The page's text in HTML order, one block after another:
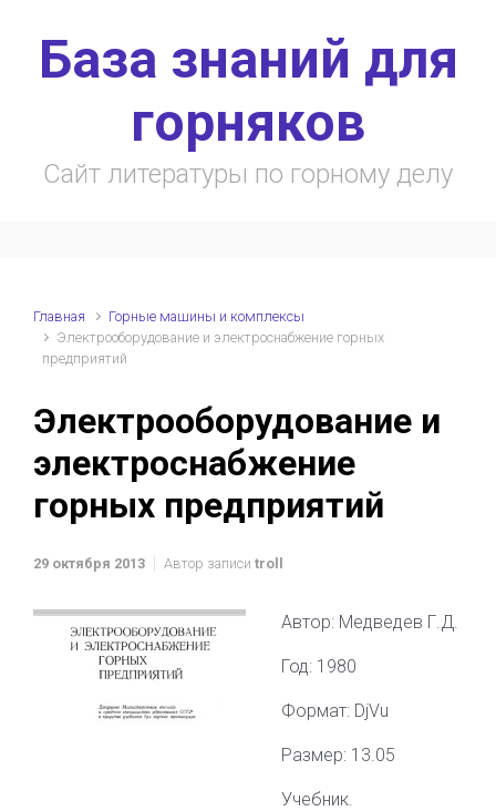
База знаний для
горняков
Сайт литературы по горному делу
Главная
Горные машины и комплексы
Электрооборудование и электроснабжение горных
предприятий
Электрооборудование и
электроснабжение
горных предприятий
29 октября 2013 Автор записи troll
Автор: Медведев Г.Д.
Год: 1980
Формат: DjVu
Размер: 13.05
Учебник.